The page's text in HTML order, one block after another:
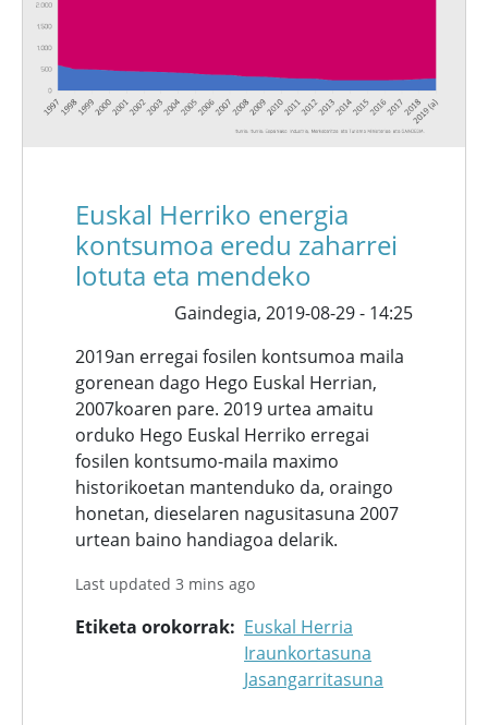
Euskal Herriko energia
kontsumoa eredu zaharrei
lotuta eta mendeko
Gaindegia, 2019-08-29 - 14:25
2019an erregai fosilen kontsumoa maila
gorenean dago Hego Euskal Herrian,
2007koaren pare. 2019 urtea amaitu
orduko Hego Euskal Herriko erregai
fosilen kontsumo-maila maximo
historikoetan mantenduko da, oraingo
honetan, dieselaren nagusitasuna 2007
urtean baino handiagoa delarik.
Last updated 3 mins ago
Etiketa orokorrak
Euskal Herria
Iraunkortasuna
Jasangarritasuna